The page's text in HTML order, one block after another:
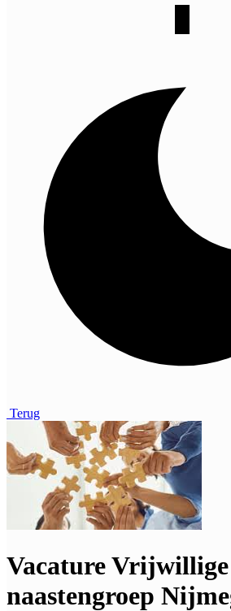
Terug
Vacature
naastengroep